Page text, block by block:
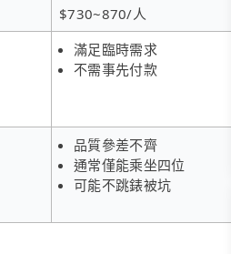
$730~870/人
滿足臨時需求
不需事先付款
品質參差不齊
通常僅能乘坐四位
可能不跳錶被坑